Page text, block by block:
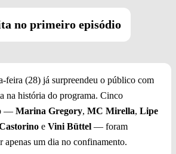
no primeiro episódio
feira (28) já surpreendeu o público com
na história do programa. Cinco
— Marina Gregory, MC Mirella, Lipe
e Vini Büttel — foram
apenas um dia no confinamento.